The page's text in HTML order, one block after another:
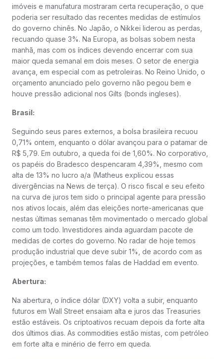
imóveis e manufatura mostraram certa recuperação, o que
poderia ser resultado das recentes medidas de estímulos
do governo chinês. No Japão, o Nikkei liderou as perdas,
recuando quase 3%. Na Europa, as bolsas sobem nesta
manhã, mas com os índices devendo encerrar com sua
maior queda semanal em dois meses. O setor de energia
avança, em especial com as petroleiras. No Reino Unido, o
orçamento anunciado pelo governo não pegou bem e
houve pressão adicional nos Gilts (bonds ingleses).
Brasil:
Seguindo seus pares externos, a bolsa brasileira recuou
0,71% ontem, enquanto o dólar avançou para o patamar de
R$ 5,79. Em outubro, a queda foi de 1,60%. No corporativo,
os papéis do Bradesco despencaram 4,39%, mesmo com
alta de 13% no lucro a/a (Matheus explicou essas
divergências na News de terça). O risco fiscal e seu efeito
na curva de juros tem sido o principal agente para pressão
nos ativos locais, além das eleições norte-americanas que
nestas últimas semanas têm movimentado o mercado global
como um todo. Investidores ainda aguardam pacote de
medidas de cortes do governo. No radar de hoje temos
produção industrial que deve subir 1%, de acordo com as
projeções, e também temos falas de Haddad em evento.
Abertura:
Na abertura, o índice dólar (DXY) volta a subir, enquanto
futuros em Wall Street ensaiam alta e juros das Treasuries
estão estáveis. Os criptoativos recuam depois da forte alta
dos últimos dias. As commodities estão mistas, com petróleo
em forte alta e minério de ferro em queda.